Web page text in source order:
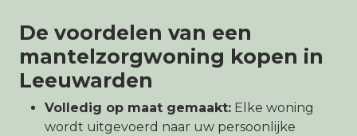
De voordelen van een
mantelzorgwoning kopen in
Leeuwarden
Volledig op maat gemaakt: Elke woning
wordt uitgevoerd naar uw persoonlijke